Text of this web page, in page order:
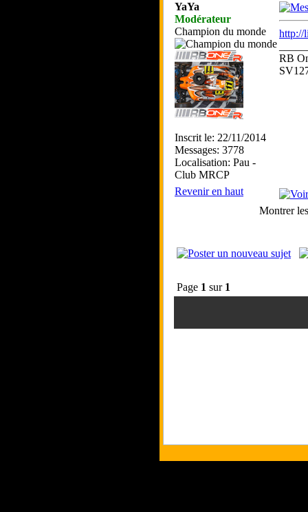
YaYa
Modérateur
Champion du monde
Inscrit le: 22/11/2014
Messages: 3778
Localisation: Pau -
Club MRCP
http://
RB
Revenir en haut
Montrer
Page 1 sur 1